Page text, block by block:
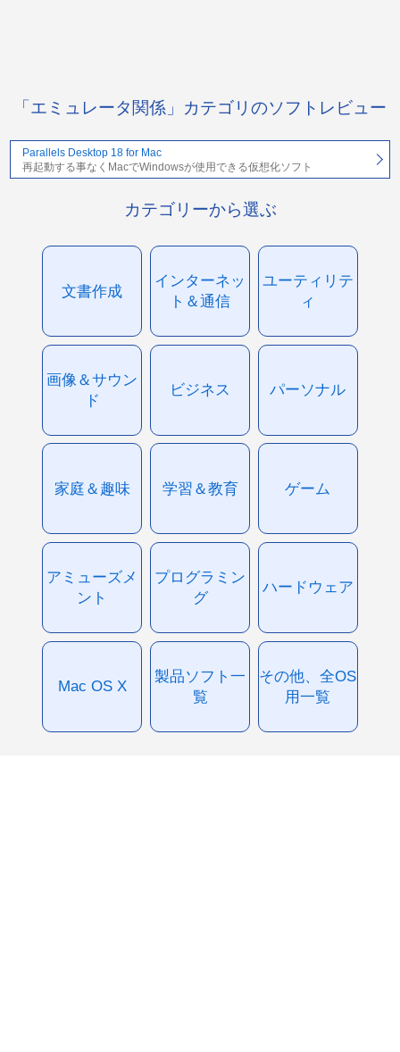
「エミュレータ関係」カテゴリのソフトレビュー
Parallels Desktop 18 for Mac
再起動する事なくMacでWindowsが使用できる仮想化ソフト
カテゴリーから選ぶ
文書作成
インターネッ
ト＆通信
ユーティリテ
ィ
画像＆サウン
ド
ビジネス パーソナル
家庭＆趣味 学習＆教育 ゲーム
アミューズメ
ント
プログラミン
グ
ハードウェア
Mac OS X
製品ソフト一
覧
その他、全OS
用一覧